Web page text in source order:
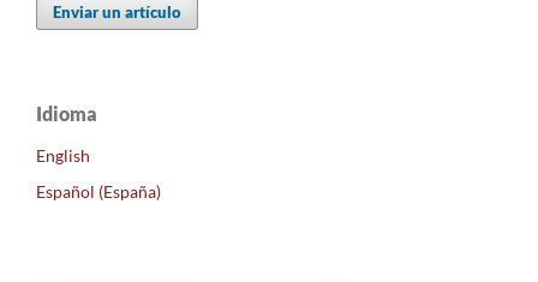
Enviar un artículo
Idioma
English
Español (España)